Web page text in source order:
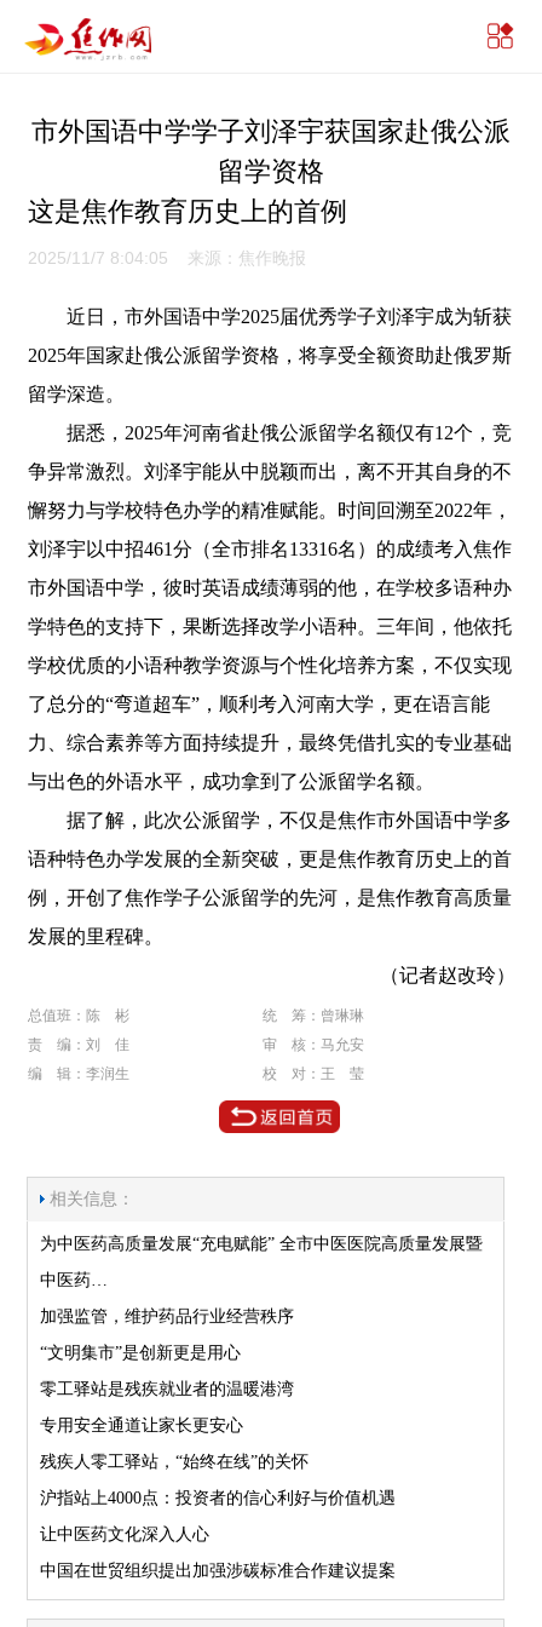
市外国语中学学子刘泽宇获国家赴俄公派
留学资格
这是焦作教育历史上的首例
2025/11/7 8:04:05 来源：焦作晚报
近日，市外国语中学2025届优秀学子刘泽宇成为斩获
2025年国家赴俄公派留学资格，将享受全额资助赴俄罗斯
留学深造。
据悉，2025年河南省赴俄公派留学名额仅有12个，竞
争异常激烈。刘泽宇能从中脱颖而出，离不开其自身的不
懈努力与学校特色办学的精准赋能。时间回溯至2022年，
刘泽宇以中招461分（全市排名13316名）的成绩考入焦作
市外国语中学，彼时英语成绩薄弱的他，在学校多语种办
学特色的支持下，果断选择改学小语种。三年间，他依托
学校优质的小语种教学资源与个性化培养方案，不仅实现
了总分的“弯道超车”，顺利考入河南大学，更在语言能
力、综合素养等方面持续提升，最终凭借扎实的专业基础
与出色的外语水平，成功拿到了公派留学名额。
据了解，此次公派留学，不仅是焦作市外国语中学多
语种特色办学发展的全新突破，更是焦作教育历史上的首
例，开创了焦作学子公派留学的先河，是焦作教育高质量
发展的里程碑。
（记者赵改玲）
总值班：陈 彬
统 筹：曾琳琳
责 编：刘 佳
审 核：马允安
编 辑：李润生
校 对：王 莹
相关信息：
为中医药高质量发展“充电赋能” 全市中医医院高质量发展暨
中医药…
加强监管，维护药品行业经营秩序
“文明集市”是创新更是用心
零工驿站是残疾就业者的温暖港湾
专用安全通道让家长更安心
残疾人零工驿站，“始终在线”的关怀
沪指站上4000点：投资者的信心利好与价值机遇
让中医药文化深入人心
中国在世贸组织提出加强涉碳标准合作建议提案